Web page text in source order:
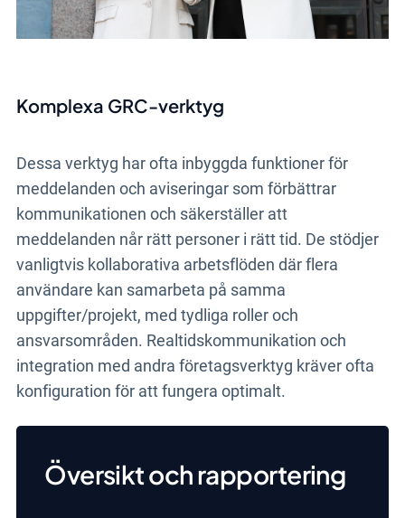
Komplexa GRC-verktyg
Dessa verktyg har ofta inbyggda funktioner för
meddelanden och aviseringar som förbättrar
kommunikationen och säkerställer att
meddelanden når rätt personer i rätt tid. De stödjer
vanligtvis kollaborativa arbetsflöden där flera
användare kan samarbeta på samma
uppgifter/projekt, med tydliga roller och
ansvarsområden. Realtidskommunikation och
integration med andra företagsverktyg kräver ofta
konfiguration för att fungera optimalt.
Översikt och rapportering